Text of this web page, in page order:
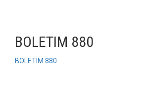
BOLETIM 880
BOLETIM 880